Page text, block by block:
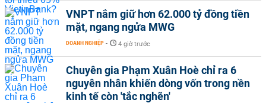
VNPT nắm giữ hơn 62.000 tỷ đồng tiền
mặt, ngang ngửa MWG
DOANH NGHIỆP - 4 giờ trước
Chuyên gia Phạm Xuân Hoè chỉ ra 6
nguyên nhân khiến dòng vốn trong nền
kinh tế còn 'tắc nghẽn'